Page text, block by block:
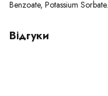
Benzoate, Potassium Sorbate.
Відгуки